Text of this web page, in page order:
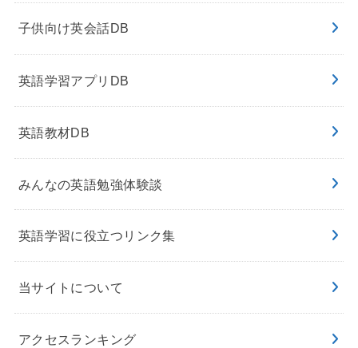
子供向け英会話DB
英語学習アプリDB
英語教材DB
みんなの英語勉強体験談
英語学習に役立つリンク集
当サイトについて
アクセスランキング